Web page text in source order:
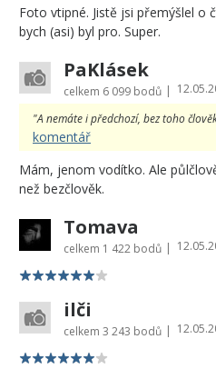
Foto vtipné. Jistě jsi přemýšlel o
bych (asi) byl pro. Super.
PaKlásek
celkem 6 099 bodů |
"A nemáte i předchozí, bez toho
komentář
Mám, jenom vodítko. Ale
než bezčlověk.
Tomava
celkem 1 422 bodů |
ilči
celkem 3 243 bodů |